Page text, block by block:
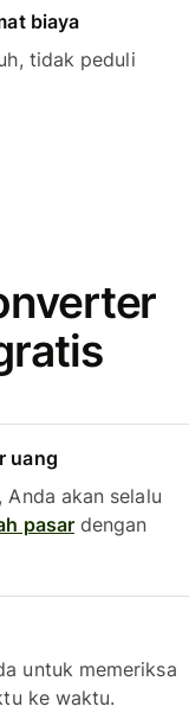
biaya
tidak peduli
uang
akan selalu
pasardengan
untuk memeriksa
ke waktu.